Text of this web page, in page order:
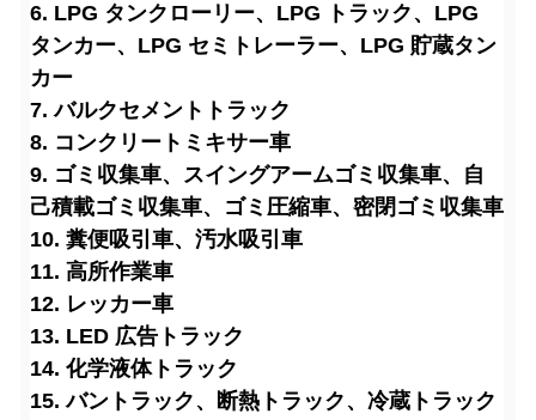
6. LPG タンクローリー、LPG トラック、LPG
タンカー、LPG セミトレーラー、LPG 貯蔵タン
カー
7. バルクセメントトラック
8. コンクリートミキサー車
9. ゴミ収集車、スイングアームゴミ収集車、自
己積載ゴミ収集車、ゴミ圧縮車、密閉ゴミ収集車
10. 糞便吸引車、汚水吸引車
11. 高所作業車
12. レッカー車
13. LED 広告トラック
14. 化学液体トラック
15. バントラック、断熱トラック、冷蔵トラック